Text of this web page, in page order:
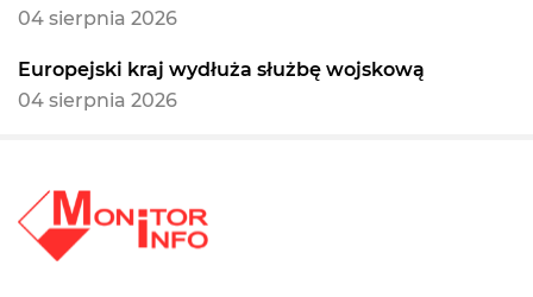
04 sierpnia 2026
Europejski kraj wydłuża służbę wojskową
04 sierpnia 2026